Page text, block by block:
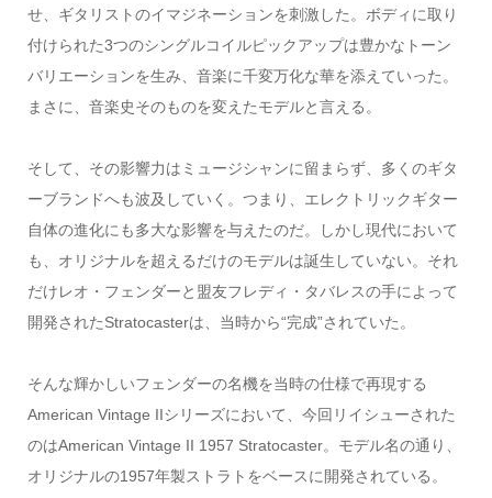
せ、ギタリストのイマジネーションを刺激した。ボディに取り
付けられた3つのシングルコイルピックアップは豊かなトーン
バリエーションを生み、音楽に千変万化な華を添えていった。
まさに、音楽史そのものを変えたモデルと言える。
そして、その影響力はミュージシャンに留まらず、多くのギタ
ーブランドへも波及していく。つまり、エレクトリックギター
自体の進化にも多大な影響を与えたのだ。しかし現代において
も、オリジナルを超えるだけのモデルは誕生していない。それ
だけレオ・フェンダーと盟友フレディ・タバレスの手によって
開発されたStratocasterは、当時から“完成”されていた。
そんな輝かしいフェンダーの名機を当時の仕様で再現する
American Vintage IIシリーズにおいて、今回リイシューされた
のはAmerican Vintage II 1957 Stratocaster。モデル名の通り、
オリジナルの1957年製ストラトをベースに開発されている。